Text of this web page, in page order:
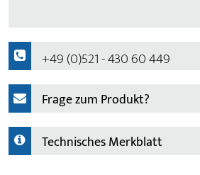
+49 (0)521 - 430 60 449
Frage zum Produkt?
Technisches Merkblatt